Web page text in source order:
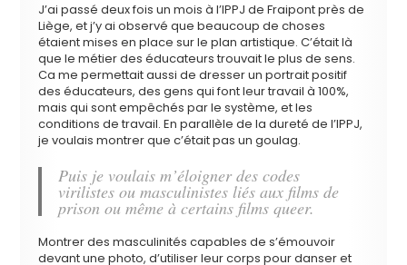
J’ai passé deux fois un mois à l’IPPJ de Fraipont près de
Liège, et j’y ai observé que beaucoup de choses
étaient mises en place sur le plan artistique. C’était là
que le métier des éducateurs trouvait le plus de sens.
Ca me permettait aussi de dresser un portrait positif
des éducateurs, des gens qui font leur travail à 100%,
mais qui sont empêchés par le système, et les
conditions de travail. En parallèle de la dureté de l’IPPJ,
je voulais montrer que c’était pas un goulag.
Puis je voulais m’éloigner des codes
virilistes ou masculinistes liés aux films de
prison ou même à certains films queer.
Montrer des masculinités capables de s’émouvoir
devant une photo, d’utiliser leur corps pour danser et